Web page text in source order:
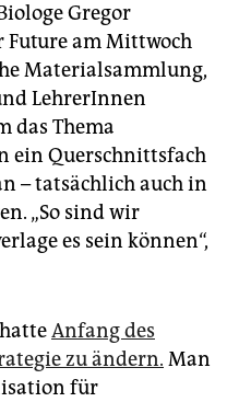
Gregor
Future am Mittwoch
Materialsammlung,
LehrerInnen
das Thema
ein Querschnittsfach
– tatsächlich auch in
„So sind wir
es sein können“,
Anfang des
zu ändern. Man
für